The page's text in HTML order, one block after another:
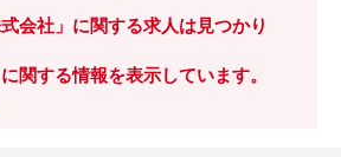
式会社」に関する求人は見つかり
関する情報を表示しています。